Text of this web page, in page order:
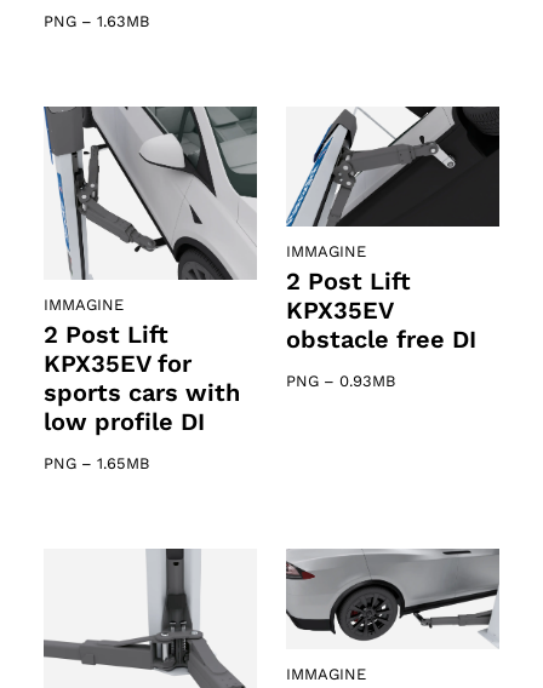
PNG – 1.63MB
IMMAGINE
2 Post Lift
KPX35EV for
sports cars with
low profile DI
PNG – 1.65MB
IMMAGINE
2 Post Lift
KPX35EV
obstacle free DI
PNG – 0.93MB
IMMAGINE